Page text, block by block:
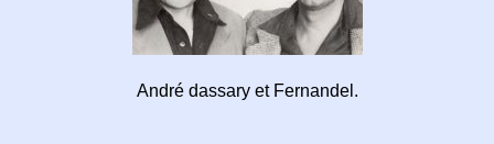
André dassary et Fernandel.